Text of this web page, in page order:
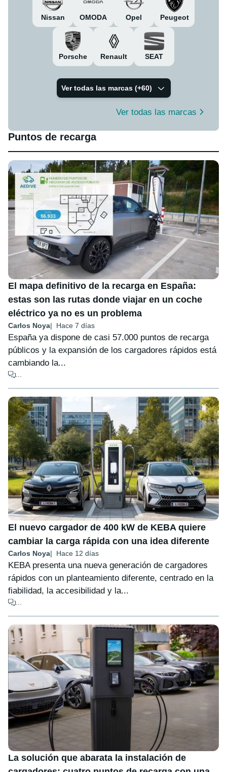
Nissan OMODA Opel Peugeot
Porsche Renault SEAT
Ver todas las marcas (+60)
Ver todas las marcas
Puntos de recarga
El mapa definitivo de la recarga en España:
estas son las rutas donde viajar en un coche
eléctrico ya no es un problema
Carlos Noya Hace 7 días
España ya dispone de casi 57.000 puntos de recarga
públicos y la expansión de los cargadores rápidos está
cambiando la...
El nuevo cargador de 400 kW de KEBA quiere
cambiar la carga rápida con una idea diferente
Carlos Noya Hace 12 días
KEBA presenta una nueva generación de cargadores
rápidos con un planteamiento diferente, centrado en la
fiabilidad, la accesibilidad y la...
La solución que abarata la instalación de